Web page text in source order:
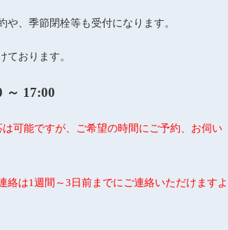
、季節閉栓等も受付になります。
おります。
17:00
可能ですが、ご希望の時間にご予約、お伺い
絡は1週間～3日前までにご連絡いただけますよ